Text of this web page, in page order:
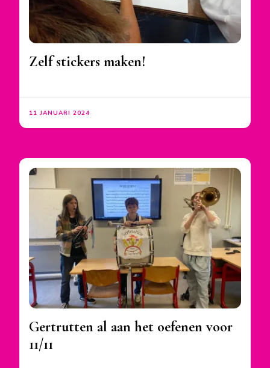
Zelf stickers maken!
11 JANUARI 2024
Gertrutten al aan het oefenen voor
11/11